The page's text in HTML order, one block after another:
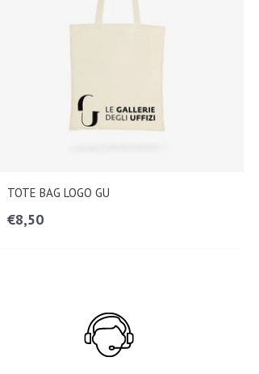
TOTE BAG LOGO GU
€8,50